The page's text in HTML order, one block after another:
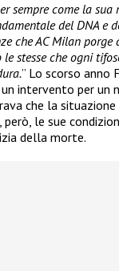
sempre come la sua
del DNA e
che AC Milan
stesse che ogni
” Lo scorso anno
intervento per un
che la
le sue
della morte.